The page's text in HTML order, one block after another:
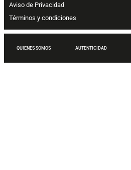
Aviso de Privacidad
Términos y condiciones
QUIENES SOMOS AUTENTICIDAD